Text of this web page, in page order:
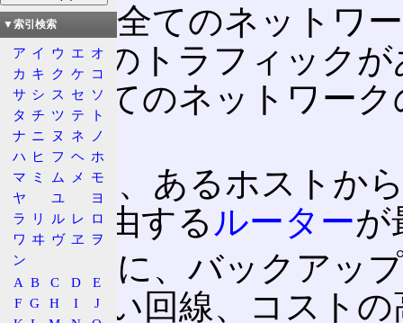
もし、全てのネットワ
同程度のトラフィック
と、全てのネットワー
良い。
すると、あるホストか
は、経由する ルーターが
その逆に、バックアッ
きでない回線、コスト
▼索引検索
ア イ ウ エ オ
カ キ ク ケ コ
サ シ ス セ ソ
タ チ ツ テ
ト
ナ ニ ヌ ネ
ノ
ハ ヒ フ ヘ ホ
マ ミ ム メ
モ
ヤ
ユ
ヨ
ラ
リ ル レ ロ
ワ ヰ ヴ ヱ
ヲ
ン
A B C D
E
F G H I
J